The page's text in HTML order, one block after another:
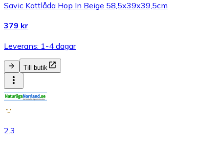
Savic Kattlåda Hop In Beige 58,5x39x39,5cm
379 kr
Leverans: 1-4 dagar
Till butik
2.3